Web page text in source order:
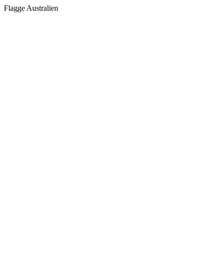
Flagge Australien